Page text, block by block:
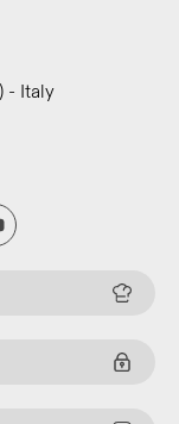
- Italy